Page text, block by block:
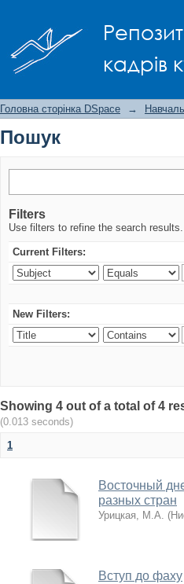
кадрів
Головна сторінка DSpace →
Пошук
Filters
Use filters to refine the search results.
Current Filters:
New Filters:
Showing 4 out of a total of 4
(0.013 seconds)
1
Восточный
разных стран
Урицкая, М.А. (
Вступ до фаху